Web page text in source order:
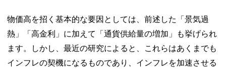
物価高を招く基本的な要因としては、前述した「景気過
熱」「高金利」に加えて「通貨供給量の増加」も挙げられ
ます。しかし、最近の研究によると、これらはあくまでも
インフレの契機になるものであり、インフレを加速させる